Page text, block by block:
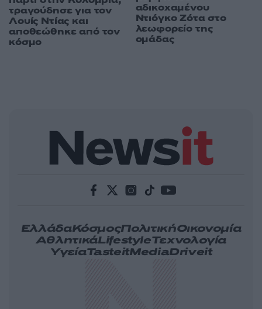
τραγούδησε για τον
Λουίς Ντίας και
αποθεώθηκε από τον
κόσμο
αδικοχαμένου
Ντιόγκο Ζότα στο
λεωφορείο της
ομάδας
ΕλλάδαΚόσμοςΠολιτικήΟικονομία
ΑθλητικάLifestyleΤεχνολογία
ΥγείαTasteitMediaDriveit